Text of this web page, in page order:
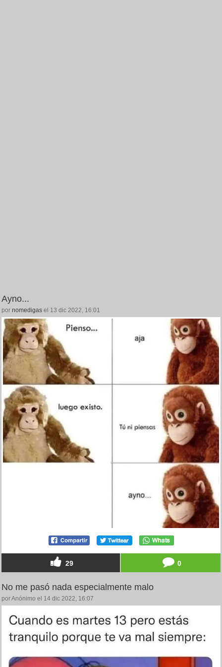
Ayno...
por nomedigas el 13 dic 2022, 16:01
29 0
No me pasó nada especialmente malo
por Anónimo el 14 dic 2022, 16:07